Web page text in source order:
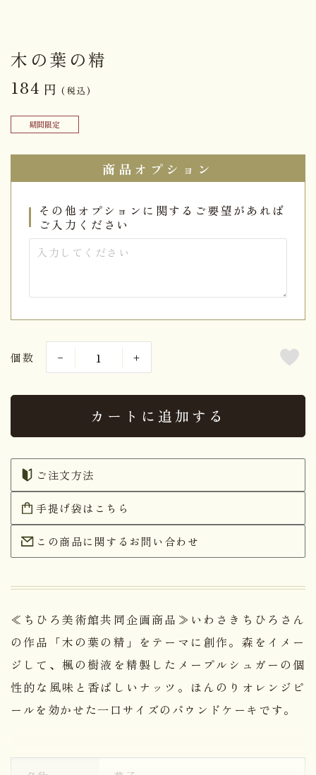
木の葉の精
184 円 (税込)
期間限定
商品オプション
その他オプションに関するご要望があれば
ご入力ください
個数
カートに追加する
ご注文方法
手提げ袋はこちら
この商品に関するお問い合わせ
≪ちひろ美術館共同企画商品≫いわさきちひろさん
の作品「木の葉の精」をテーマに創作。森をイメー
ジして、楓の樹液を精製したメープルシュガーの個
性的な風味と香ばしいナッツ。ほんのりオレンジピ
ールを効かせた一口サイズのパウンドケーキです。